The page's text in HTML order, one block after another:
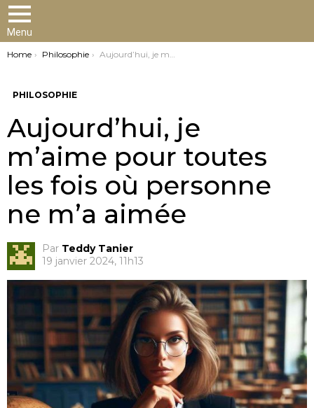
Menu
You are here:
Home Philosophie Aujourd’hui, je m’aime pour toutes les fois où personne ne m’a aimée
PHILOSOPHIE
Aujourd’hui, je
m’aime pour toutes
les fois où personne
ne m’a aimée
Par Teddy Tanier
19 janvier 2024, 11h13